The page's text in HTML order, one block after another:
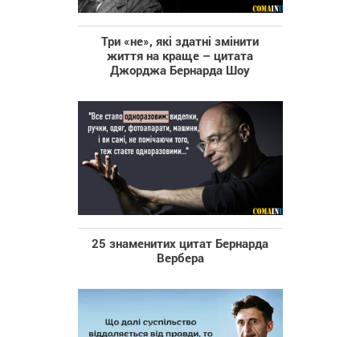
Три «не», які здатні змінити
життя на краще – цитата
Джорджа Бернарда Шоу
25 знаменитих цитат Бернарда
Вербера